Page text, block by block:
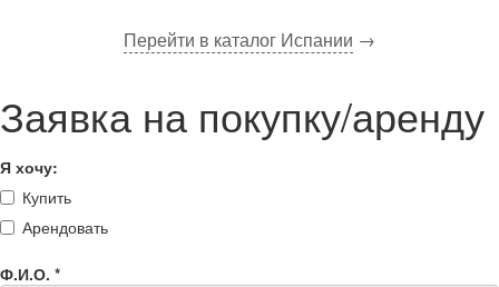
Перейти в каталог Испании →
Заявка на покупку/аренду
Я хочу:
Купить
Арендовать
Ф.И.О. *